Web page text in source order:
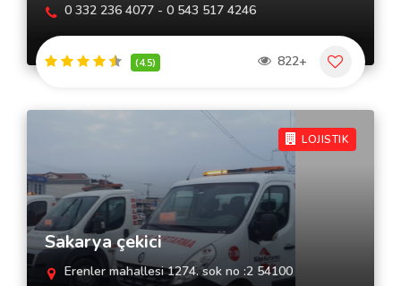
0 332 236 4077 - 0 543 517 4246
(4.5) 822+
LOJISTIK
Sakarya çekici
Erenler mahallesi 1274. sok no :2 54100